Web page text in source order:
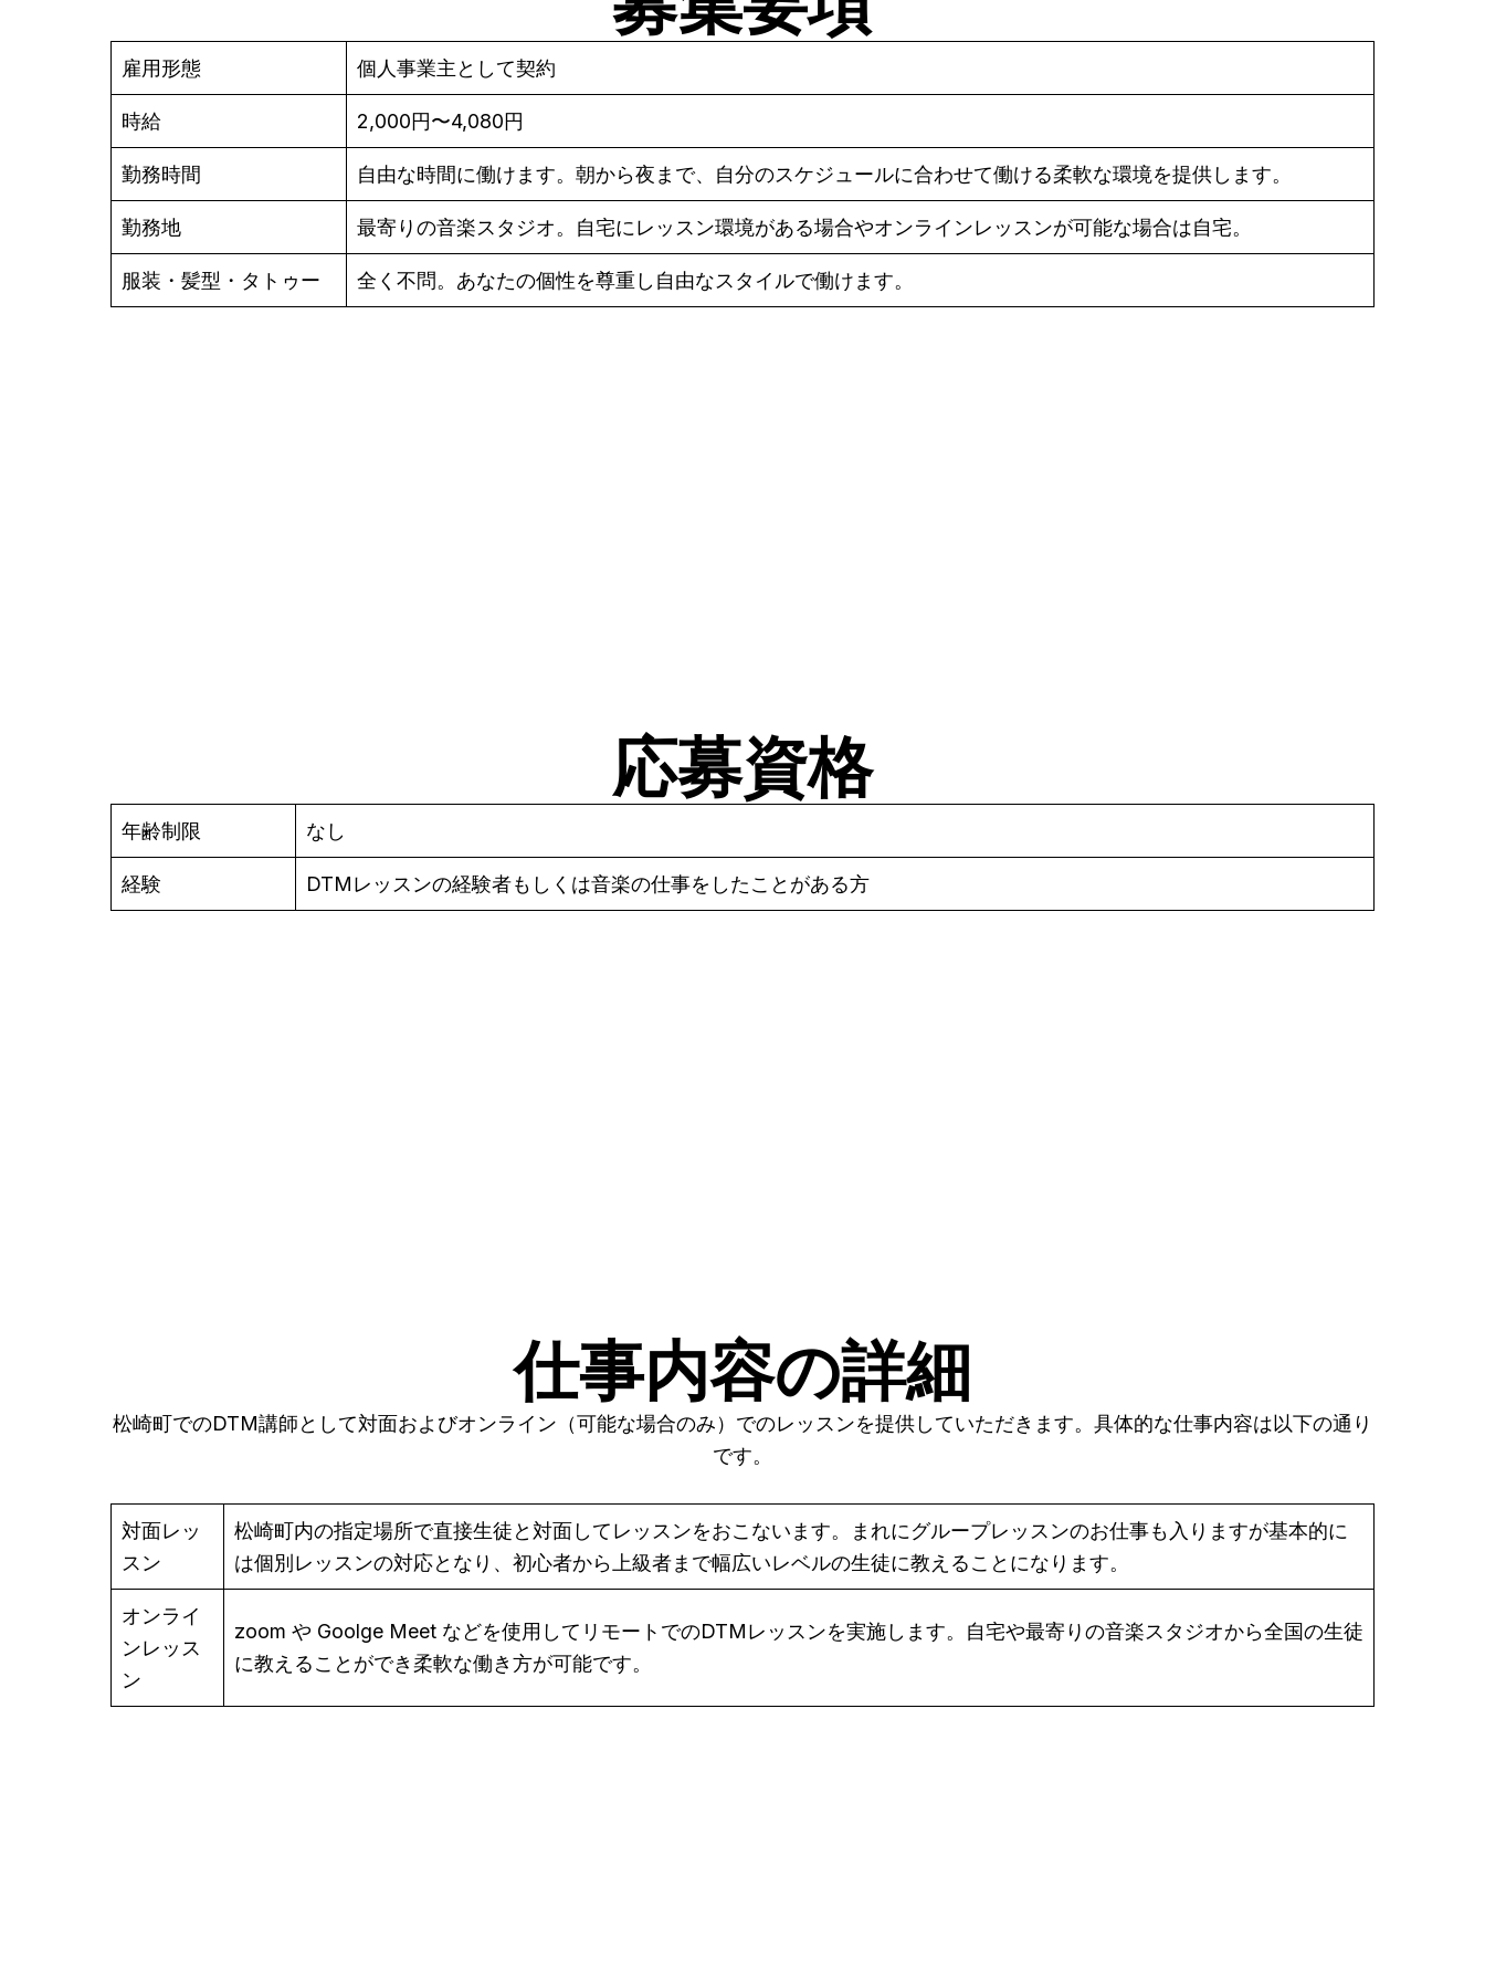
雇用形態 個人事業主として契約
時給 2,000円〜4,080円
勤務時間 自由な時間に働けます。朝から夜まで、自分のスケジュールに合わせて働ける柔軟な環境を提供します。
勤務地 最寄りの音楽スタジオ。自宅にレッスン環境がある場合やオンラインレッスンが可能な場合は自宅。
服装・髪型・タトゥー 全く不問。あなたの個性を尊重し自由なスタイルで働けます。
応募資格
年齢制限 なし
経験 DTMレッスンの経験者もしくは音楽の仕事をしたことがある方
仕事内容の詳細
松崎町でのDTM講師として対面およびオンライン（可能な場合のみ）でのレッスンを提供していただきます。具体的な仕事内容は以下の通り
です。
対面レッ
スン
松崎町内の指定場所で直接生徒と対面してレッスンをおこないます。まれにグループレッスンのお仕事も入りますが基本的に
は個別レッスンの対応となり、初心者から上級者まで幅広いレベルの生徒に教えることになります。
オンライ
ンレッス
ン
zoom や Goolge Meet などを使用してリモートでのDTMレッスンを実施します。自宅や最寄りの音楽スタジオから全国の生徒
に教えることができ柔軟な働き方が可能です。